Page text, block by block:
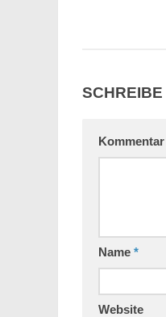
Kommentar
Name *
Website